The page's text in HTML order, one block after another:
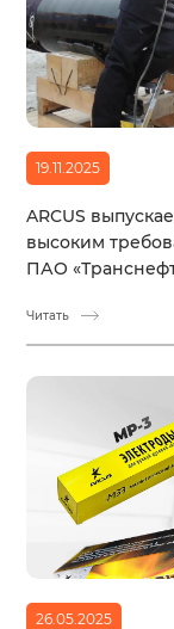
19.11.2025
ARCUS
высоким
ПАО
Читать
26.05.2025